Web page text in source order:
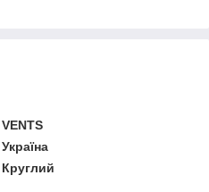
VENTS
Україна
Круглий